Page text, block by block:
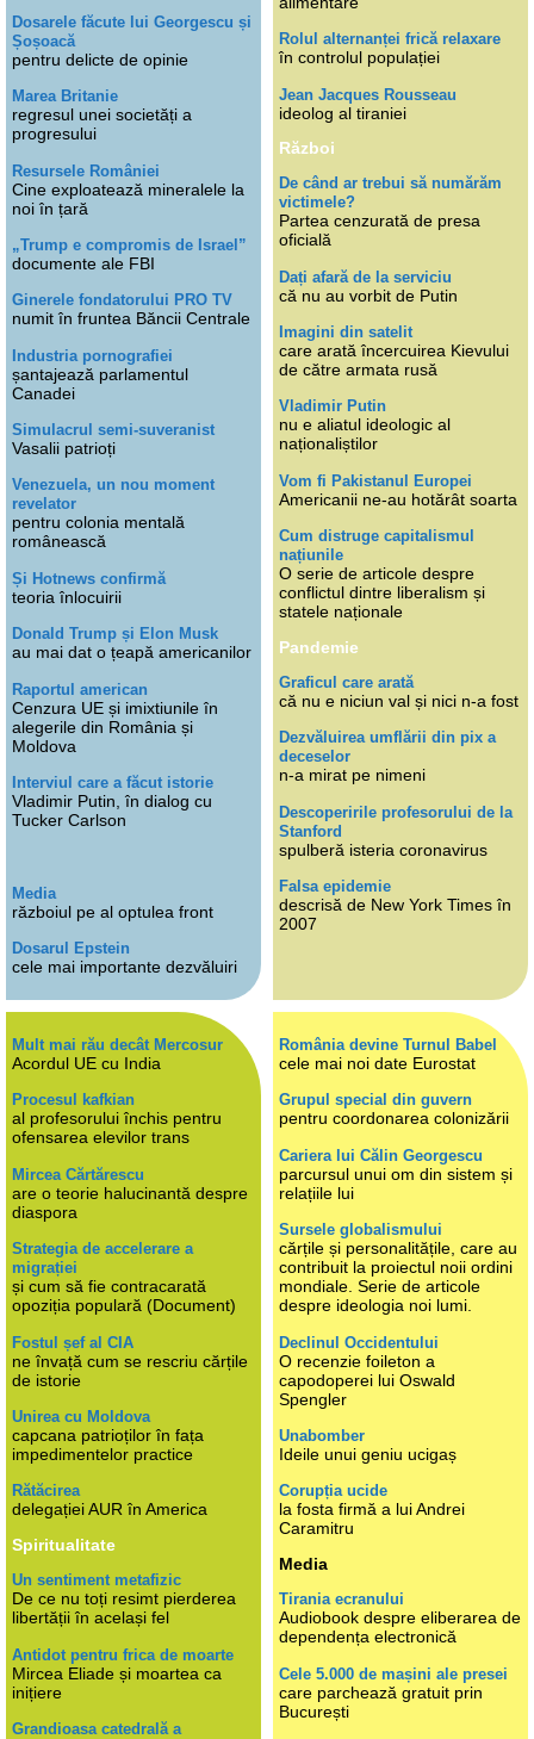
Dosarele făcute lui Georgescu și
Șoșoacă
pentru delicte de opinie
Marea Britanie
regresul unei societăți a
progresului
Resursele României
Cine exploatează mineralele la
noi în țară
„Trump e compromis de Israel”
documente ale FBI
Ginerele fondatorului PRO TV
numit în fruntea Băncii Centrale
Industria pornografiei
șantajează parlamentul
Canadei
Simulacrul semi-suveranist
Vasalii patrioți
Venezuela, un nou moment
revelator
pentru colonia mentală
românească
Și Hotnews confirmă
teoria înlocuirii
Donald Trump și Elon Musk
au mai dat o țeapă americanilor
Raportul american
Cenzura UE și imixtiunile în
alegerile din România și
Moldova
Interviul care a făcut istorie
Vladimir Putin, în dialog cu
Tucker Carlson
Media
războiul pe al optulea front
Dosarul Epstein
cele mai importante dezvăluiri
Rolul alternanței frică relaxare
în controlul populației
Jean Jacques Rousseau
ideolog al tiraniei
Război
De când ar trebui să numărăm
victimele?
Partea cenzurată de presa
oficială
Dați afară de la serviciu
că nu au vorbit de Putin
Imagini din satelit
care arată încercuirea Kievului
de către armata rusă
Vladimir Putin
nu e aliatul ideologic al
naționaliștilor
Vom fi Pakistanul Europei
Americanii ne-au hotărât soarta
Cum distruge capitalismul
națiunile
O serie de articole despre
conflictul dintre liberalism și
statele naționale
Pandemie
Graficul care arată
că nu e niciun val și nici n-a fost
Dezvăluirea umflării din pix a
deceselor
n-a mirat pe nimeni
Descoperirile profesorului de la
Stanford
spulberă isteria coronavirus
Falsa epidemie
descrisă de New York Times în
2007
Mult mai rău decât Mercosur
Acordul UE cu India
Procesul kafkian
al profesorului închis pentru
ofensarea elevilor trans
Mircea Cărtărescu
are o teorie halucinantă despre
diaspora
Strategia de accelerare a
migrației
și cum să fie contracarată
opoziția populară (Document)
Fostul șef al CIA
ne învață cum se rescriu cărțile
de istorie
Unirea cu Moldova
capcana patrioților în fața
impedimentelor practice
Rătăcirea
delegației AUR în America
Spiritualitate
Un sentiment metafizic
De ce nu toți resimt pierderea
libertății în același fel
Antidot pentru frica de moarte
Mircea Eliade și moartea ca
inițiere
Grandioasa catedrală a
România devine Turnul Babel
cele mai noi date Eurostat
Grupul special din guvern
pentru coordonarea colonizării
Cariera lui Călin Georgescu
parcursul unui om din sistem și
relațiile lui
Sursele globalismului
cărțile și personalitățile, care au
contribuit la proiectul noii ordini
mondiale. Serie de articole
despre ideologia noi lumi.
Declinul Occidentului
O recenzie foileton a
capodoperei lui Oswald
Spengler
Unabomber
Ideile unui geniu ucigaș
Corupția ucide
la fosta firmă a lui Andrei
Caramitru
Media
Tirania ecranului
Audiobook despre eliberarea de
dependența electronică
Cele 5.000 de mașini ale presei
care parchează gratuit prin
București